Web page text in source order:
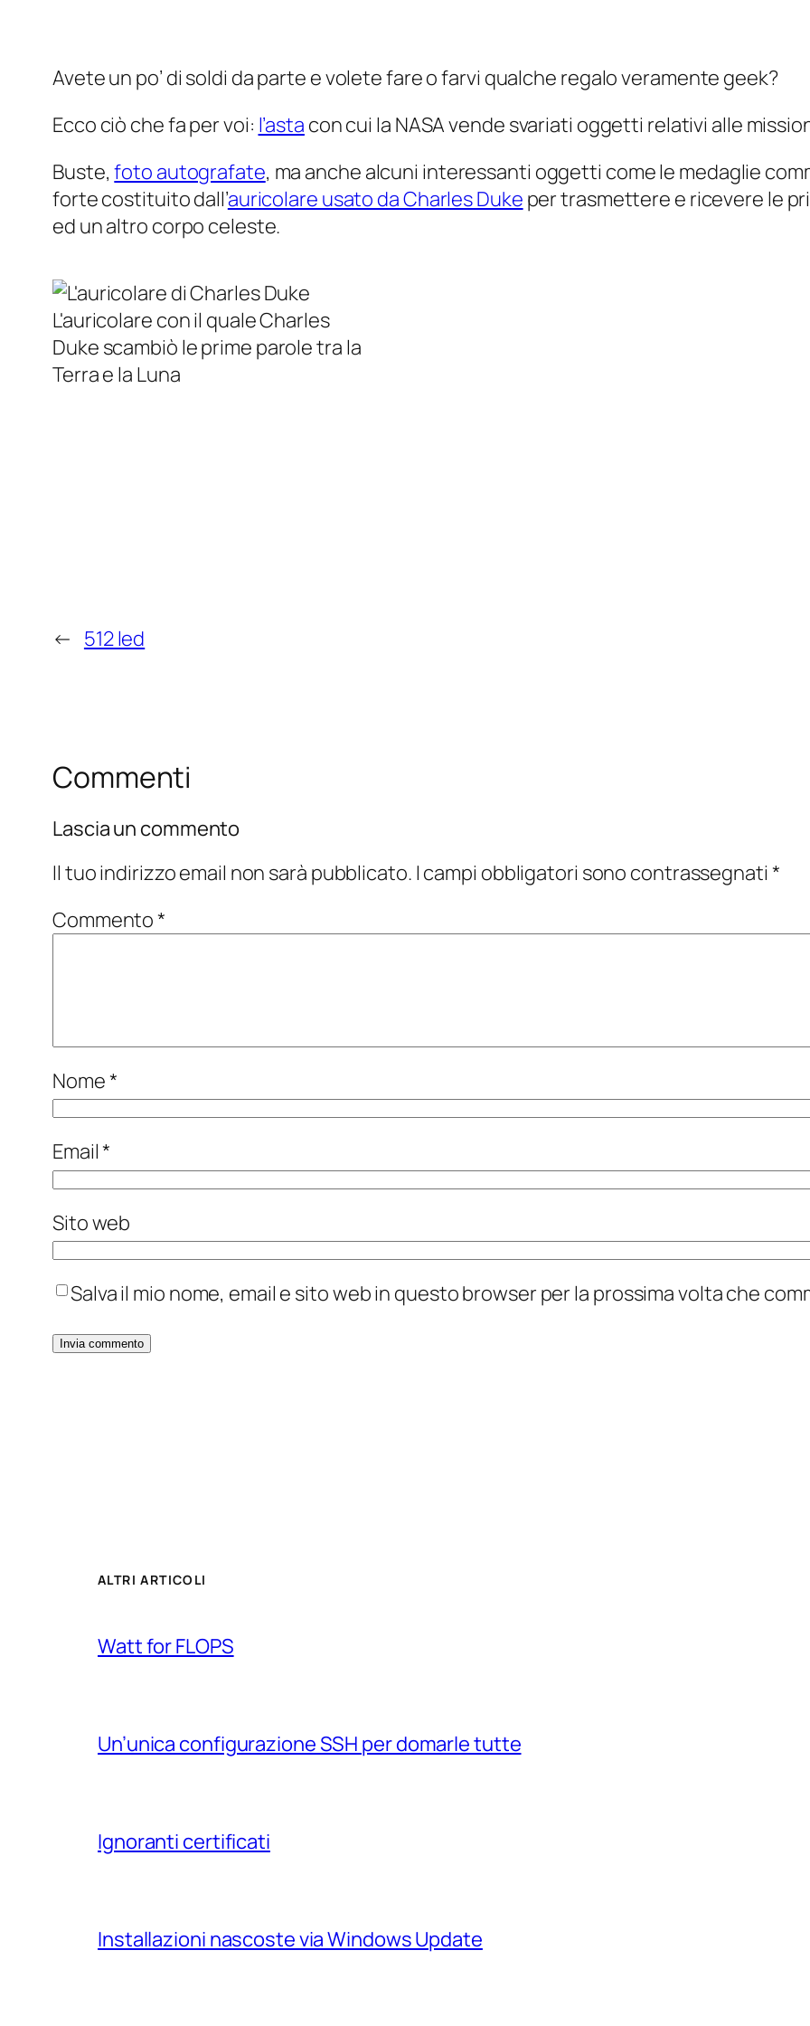
Avete un po’ di soldi da parte e volete fare o farvi qualche regalo veramente geek?
Ecco ciò che fa per voi: l’asta con cui la NASA vende svariati oggetti relativi alle
Buste,foto autografate, ma anche alcuni interessanti oggetti come le medaglie
forte costituito dall’auricolare usato da Charles Duke per trasmettere e ricevere le
ed un altro corpo celeste.
L'auricolare con il quale Charles
Duke scambiò le prime parole tra la
Terra e la Luna
← 512 led
Commenti
Lascia un commento
Il tuo indirizzo email non sarà pubblicato. I campi obbligatori sono contrassegnati *
Commento*
Nome*
Email*
Sito web
Salva il mio nome, email e sito web in questo browser per la prossima volta che
ALTRI ARTICOLI
Watt for FLOPS
Un’unica configurazione SSH per domarle tutte
Ignoranti certificati
Installazioni nascoste via Windows Update